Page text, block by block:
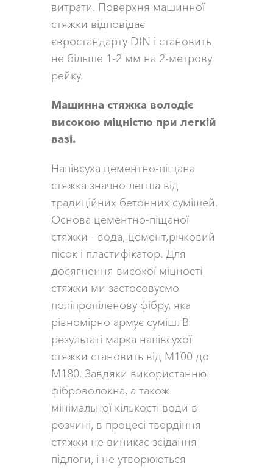
витрати. Поверхня машинної
стяжки відповідає
євростандарту DIN і становить
не більше 1-2 мм на 2-метрову
рейку.
Машинна стяжка володіє
високою міцністю при легкій
вазі.
Напівсуха цементно-піщана
стяжка значно легша від
традиційних бетонних сумішей.
Основа цементно-піщаної
стяжки - вода, цемент,річковий
пісок і пластифікатор. Для
досягнення високої міцності
стяжки ми застосовуємо
поліпропіленову фібру, яка
рівномірно армує суміш. В
результаті марка напівсухої
стяжки становить від М100 до
М180. Завдяки використанню
фіброволокна, а також
мінімальної кількості води в
розчині, в процесі твердіння
стяжки не виникає зсідання
підлоги, і не утворюються